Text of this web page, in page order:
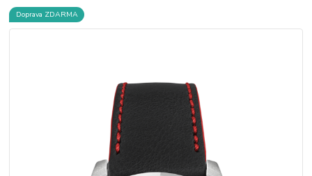
Doprava ZDARMA